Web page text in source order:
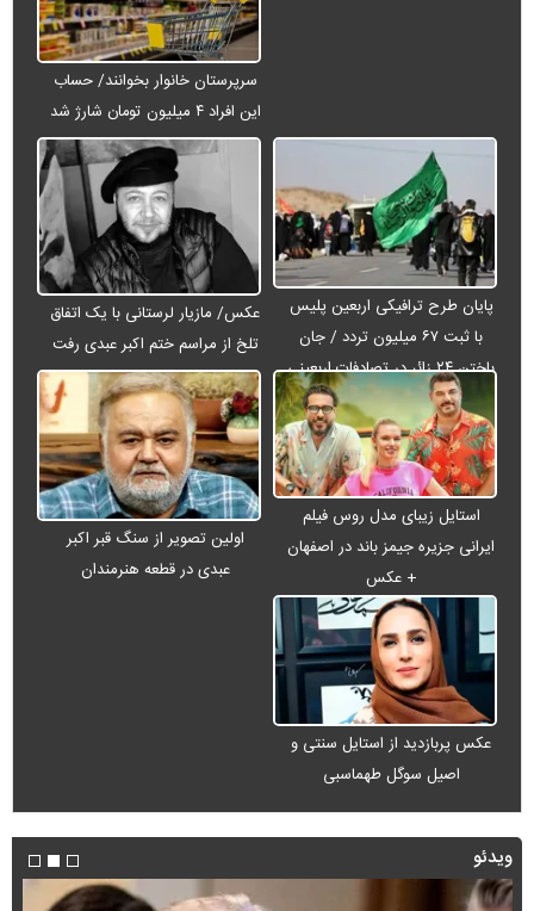
سرپرستان خانوار بخوانند/ حساب
این افراد ۴ میلیون تومان شارژ شد
پایان طرح ترافیکی اربعین پلیس
با ثبت ۶۷ میلیون تردد / جان
باختن ۲۴ زائر در تصادفات اربعینی
عکس/ مازیار لرستانی با یک اتفاق
تلخ از مراسم ختم اکبر عبدی رفت
استایل زیبای مدل روس فیلم
ایرانی جزیره جیمز باند در اصفهان
+ عکس
اولین تصویر از سنگ قبر اکبر
عبدی در قطعه هنرمندان
عکس پربازدید از استایل سنتی و
اصیل سوگل طهماسبی
ویدئو